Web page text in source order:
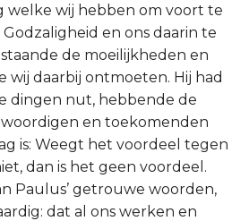
welke wij hebben om voort te
en ons daarin te
de moeilijkheden en
wij daarbij ontmoeten. Hij had
dingen nut, hebbende de
en toekomenden
is: Weegt het voordeel tegen
dan is het geen voordeel.
Paulus’ getrouwe woorden,
dat al ons werken en